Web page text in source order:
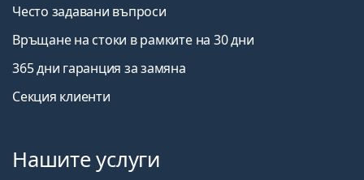
Често задавани въпроси
Връщане на стоки в рамките на 30 дни
365 дни гаранция за замяна
Секция клиенти
Нашите услуги